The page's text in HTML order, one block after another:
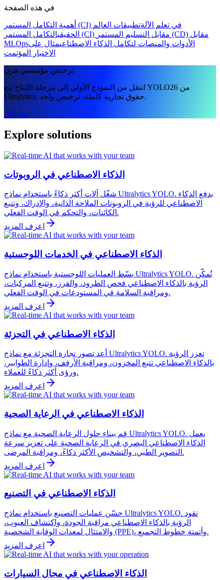
في هذه الصفحة
أهمية التكامل المستمر (CI) في تعلم الآلةتطبيقات العالم
الحقيقيالتكامل المستمر (CI) مقابل التسليم المستمر (CD) مقابل
MLOps
الأدوات والمنصات لتكامل الذكاء الاصطناعيمثال على
الاختبار المؤتمت
ترخيص مؤسسي مرن
انتقل من النموذج الأولي إلى مرحلة الإنتاج مع YOLO26 من
Ultralytics. حقوق تجارية كاملة، ترخيص واحد.
ابدأ الآن
Explore solutions
الذكاء الاصطناعي في الروبوتات
شغّل آلات أكثر ذكاءً باستخدام نماذج Ultralytics YOLO. يدفع الذكاء
الاصطناعي للرؤية في الروبوتات الملاحة الذاتية، والإدراك، وتتبع
الكائنات، والتحكم في الوقت الفعلي.
اعرف المزيد
الذكاء الاصطناعي في الخدمات اللوجستية
بسّط العمليات اللوجستية باستخدام نماذج Ultralytics YOLO. تُمكّن
الرؤية بالذكاء الاصطناعي فحص الطرود، والفرز، وتتبع المركبات،
ومراقبة السلامة في المستودعات في الوقت الفعلي.
اعرف المزيد
الذكاء الاصطناعي في التجزئة
أعد تصور تجارة التجزئة مع نماذج Ultralytics YOLO. تعزز الرؤية
بالذكاء الاصطناعي تتبع المخزون، ومراقبة الأرفف، وإدارة الطوابير،
ورؤى أكثر ذكاءً للعملاء.
اعرف المزيد
الذكاء الاصطناعي في الرعاية الصحية
قم ببناء حلول الرعاية الصحية مع نماذج Ultralytics YOLO. يعمل
الذكاء الاصطناعي البصري في الرعاية الصحية على تعزيز سرعة
التصوير الطبي، والتشخيص الأكثر ذكاءً، ومراقبة المرضى.
اعرف المزيد
الذكاء الاصطناعي في التصنيع
حسّن عمليات التصنيع باستخدام نماذج Ultralytics YOLO. تقود
الرؤية بالذكاء الاصطناعي مراقبة الجودة، واكتشاف العيوب،
والامتثال لمعدات الوقاية الشخصية (PPE)، وأتمتة خطوط التجميع.
اعرف المزيد
الذكاء الاصطناعي في مجال السيارات